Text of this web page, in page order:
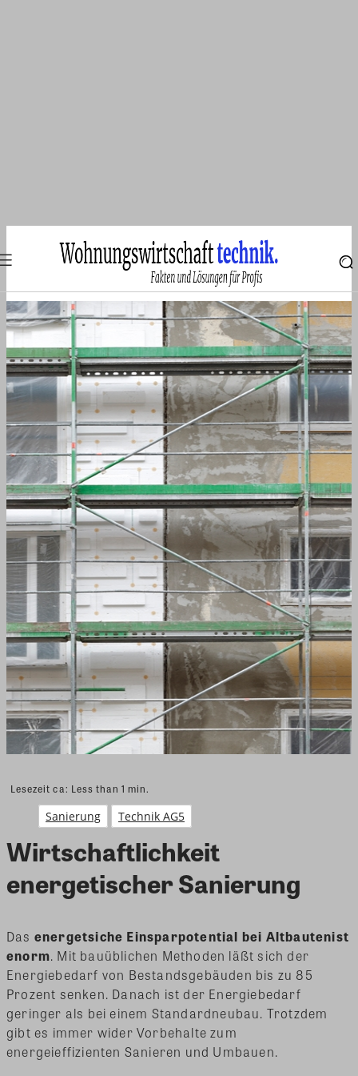
Lesezeit ca: Less than 1 min.
Sanierung Technik AG5
Wirtschaftlichkeit
energetischer Sanierung
Das energetsiche Einsparpotential bei Altbautenist
enorm. Mit bauüblichen Methoden läßt sich der
Energiebedarf von Bestandsgebäuden bis zu 85
Prozent senken. Danach ist der Energiebedarf
geringer als bei einem Standardneubau. Trotzdem
gibt es immer wider Vorbehalte zum
energeieffizienten Sanieren und Umbauen.